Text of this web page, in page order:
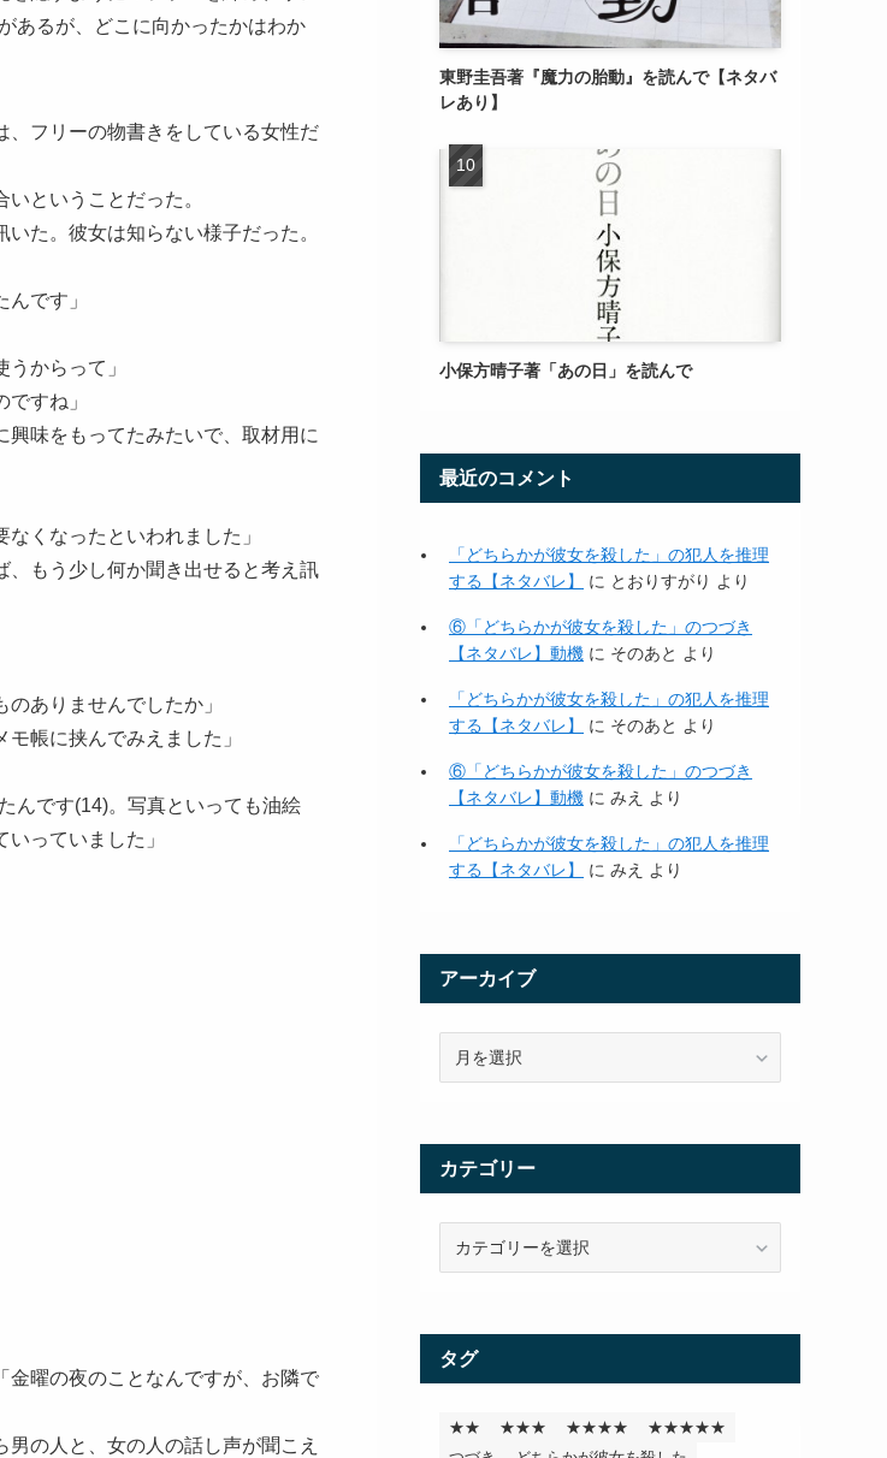
あるが、どこに向かったかはわか
、フリーの物書きをしている女性だ
ということだった。
た。彼女は知らない様子だった。
です」
からって」
すね」
興味をもってたみたいで、取材用に
くなったといわれました」
、もう少し何か聞き出せると考え訊
ありませんでしたか」
帳に挟んでみえました」
んです(14)。写真といっても油絵
っていました」
金曜の夜のことなんですが、お隣で
の人と、女の人の話し声が聞こえ
東野圭吾著『魔力の胎動』を読んで【ネタバ
レあり】
小保方晴子著「あの日」を読んで
最近のコメント
「どちらかが彼女を殺した」の犯人を推理
する【ネタバレ】
に とおりすがり より
⑥「どちらかが彼女を殺した」のつづき
【ネタバレ】動機 に そのあと より
「どちらかが彼女を殺した」の犯人を推理
する【ネタバレ】
に そのあと より
⑥「どちらかが彼女を殺した」のつづき
【ネタバレ】動機 に みえ より
「どちらかが彼女を殺した」の犯人を推理
する【ネタバレ】
に みえ より
アーカイブ
ブ
カテゴリー
ー
タグ
★★ ★★★ ★★★★
★★★★★